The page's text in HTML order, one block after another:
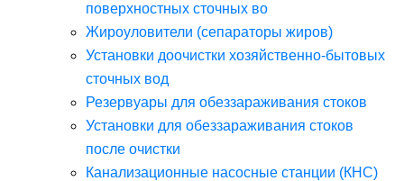
поверхностных сточных во
Жироуловители (сепараторы жиров)
Установки доочистки хозяйственно-бытовых
сточных вод
Резервуары для обеззараживания стоков
Установки для обеззараживания стоков
после очистки
Канализационные насосные станции (КНС)